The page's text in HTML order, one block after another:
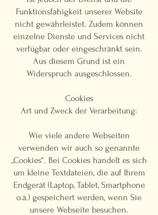
Funktionsfähigkeit unserer Website
nicht gewährleistet. Zudem können
einzelne Dienste und Services nicht
verfügbar oder eingeschränkt sein.
Aus diesem Grund ist ein
Widerspruch ausgeschlossen.
Cookies
Art und Zweck der Verarbeitung:
Wie viele andere Webseiten
verwenden wir auch so genannte
„Cookies“. Bei Cookies handelt es sich
um kleine Textdateien, die auf Ihrem
Endgerät (Laptop, Tablet, Smartphone
o.ä.) gespeichert werden, wenn Sie
unsere Webseite besuchen.